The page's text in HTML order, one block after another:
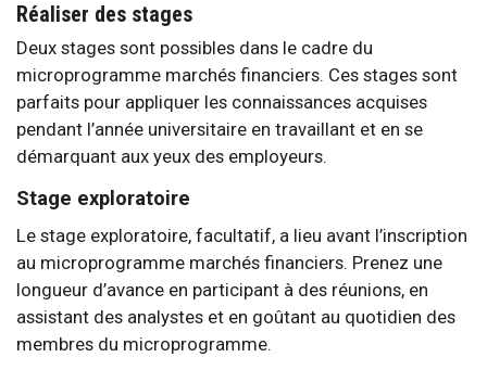
Réaliser des stages
Deux stages sont possibles dans le cadre du
microprogramme marchés financiers. Ces stages sont
parfaits pour appliquer les connaissances acquises
pendant l’année universitaire en travaillant et en se
démarquant aux yeux des employeurs.
Stage exploratoire
Le stage exploratoire, facultatif, a lieu avant l’inscription
au microprogramme marchés financiers. Prenez une
longueur d’avance en participant à des réunions, en
assistant des analystes et en goûtant au quotidien des
membres du microprogramme.